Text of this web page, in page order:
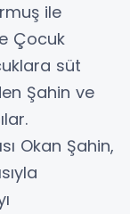
ile
Çocuk
süt
Şahin ve
Okan Şahin,